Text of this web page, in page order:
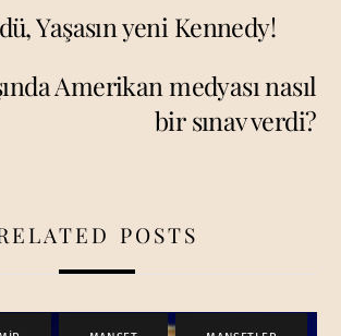
Yaşasın yeni Kennedy!
Amerikan medyası nasıl
bir sınav verdi?
POSTS